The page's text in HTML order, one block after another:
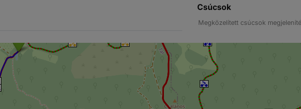
Csúcsok
Megközelített csúcsok